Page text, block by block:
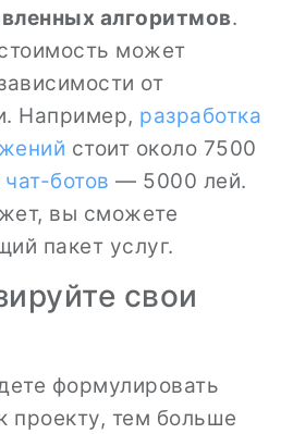
алгоритмов.
может
от
Например, разработка
стоит около 7500
ботов — 5000 лей.
вы сможете
пакет услуг.
свои
формулировать
проекту, тем больше